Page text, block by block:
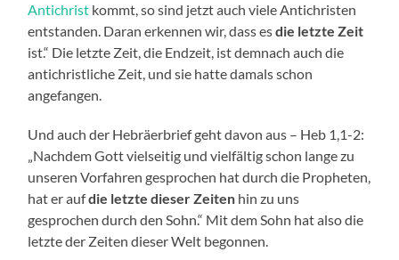
Antichrist kommt, so sind jetzt auch viele Antichristen
entstanden. Daran erkennen wir, dass esdie letzte Zeit
ist.“ Die letzte Zeit, die Endzeit, ist demnach auch die
antichristliche Zeit, und sie hatte damals schon
angefangen.
Und auch der Hebräerbrief geht davon aus – Heb 1,1-2:
„Nachdem Gott vielseitig und vielfältig schon lange zu
unseren Vorfahren gesprochen hat durch die Propheten,
hat er aufdie letzte dieser Zeiten hin zu uns
gesprochen durch den Sohn.“ Mit dem Sohn hat also die
letzte der Zeiten dieser Welt begonnen.